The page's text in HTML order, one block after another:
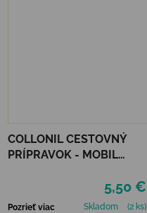
COLLONIL CESTOVNÝ
PRÍPRAVOK - MOBIL
5,50 €
Pozrieť viac Skladom (2 ks)